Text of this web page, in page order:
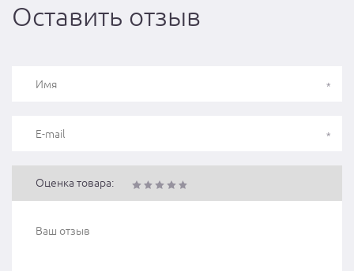
Оставить отзыв
Оценка товара: